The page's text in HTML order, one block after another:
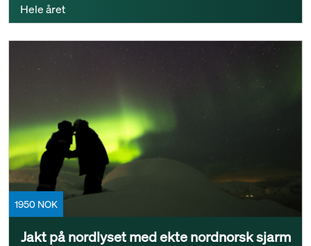
Hele året
1950 NOK
Jakt på nordlyset med ekte nordnorsk sjarm